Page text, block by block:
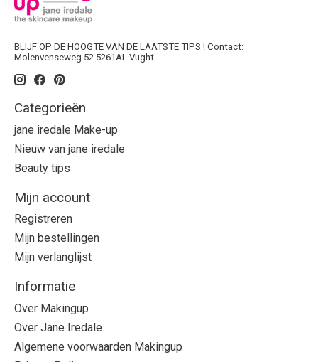
BLIJF OP DE HOOGTE VAN DE LAATSTE TIPS ! Contact:
Molenvenseweg 52 5261AL Vught
Categorieën
jane iredale Make-up
Nieuw van jane iredale
Beauty tips
Mijn account
Registreren
Mijn bestellingen
Mijn verlanglijst
Informatie
Over Makingup
Over Jane Iredale
Algemene voorwaarden Makingup